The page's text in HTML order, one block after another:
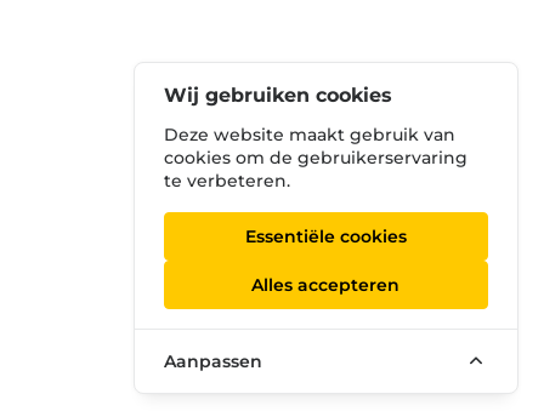
Wij gebruiken cookies
Deze website maakt gebruik van
cookies om de gebruikerservaring
te verbeteren.
Essentiële cookies
Alles accepteren
Aanpassen